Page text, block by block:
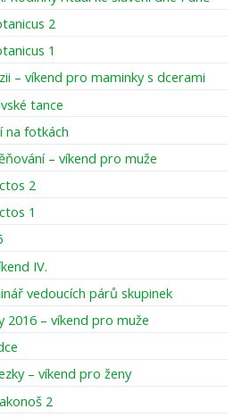
2
1
– víkend pro maminky s dcerami
tance
na fotkách
– víkend pro muže
2
1
IV.
vedoucích párů skupinek
2016 – víkend pro muže
– víkend pro ženy
2